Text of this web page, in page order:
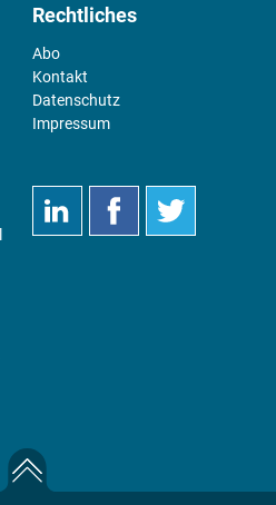
Rechtliches
Abo
Kontakt
Datenschutz
Impressum